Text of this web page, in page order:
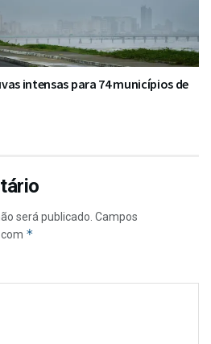
intensas para 74 municípios de
será publicado. Campos
*